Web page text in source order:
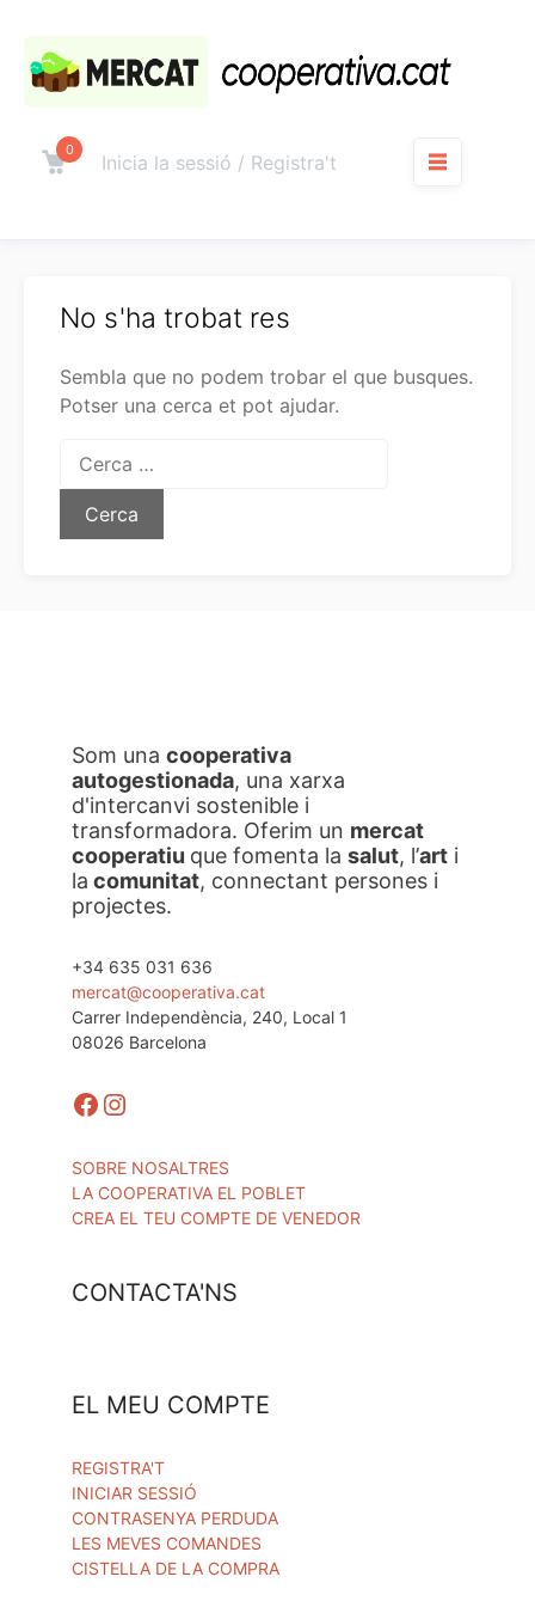
contingut
Carro
0
Inicia la sessió / Registra't
No s'ha trobat res
Sembla que no podem trobar el que busques.
Potser una cerca et pot ajudar.
Som una cooperativa
autogestionada, una xarxa
d'intercanvi sostenible i
transformadora. Oferim un mercat
cooperatiu que fomenta la salut, l’art i
la comunitat, connectant persones i
projectes.
+34 635 031 636
mercat@cooperativa.cat
Carrer Independència, 240, Local 1
08026 Barcelona
Facebook
Instagram
SOBRE NOSALTRES
LA COOPERATIVA EL POBLET
CREA EL TEU COMPTE DE VENEDOR
CONTACTA'NS
EL MEU COMPTE
REGISTRA'T
INICIAR SESSIÓ
CONTRASENYA PERDUDA
LES MEVES COMANDES
CISTELLA DE LA COMPRA